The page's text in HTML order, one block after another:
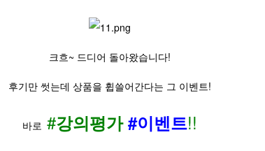
크흐~ 드디어 돌아왔습니다!
후기만 썻는데 상품을 휩쓸어간다는 그 이벤트!
바로 #강의평가#이벤트!!